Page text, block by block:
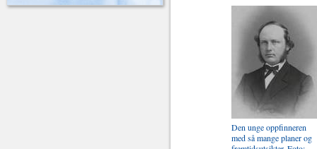
Den unge oppfinneren
med så mange planer og